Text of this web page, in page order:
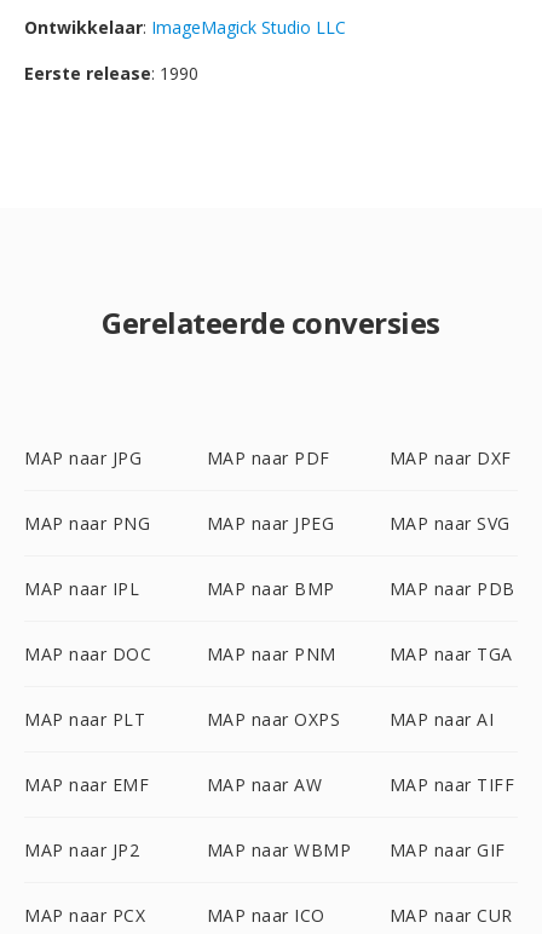
Ontwikkelaar: ImageMagick Studio LLC
Eerste release: 1990
Gerelateerde conversies
MAP naar JPG MAP naar PDF MAP naar DXF
MAP naar PNG MAP naar JPEG MAP naar SVG
MAP naar IPL MAP naar BMP MAP naar PDB
MAP naar DOC MAP naar PNM MAP naar TGA
MAP naar PLT MAP naar OXPS MAP naar AI
MAP naar EMF MAP naar AW MAP naar TIFF
MAP naar JP2 MAP naar WBMP MAP naar GIF
MAP naar PCX MAP naar ICO MAP naar CUR